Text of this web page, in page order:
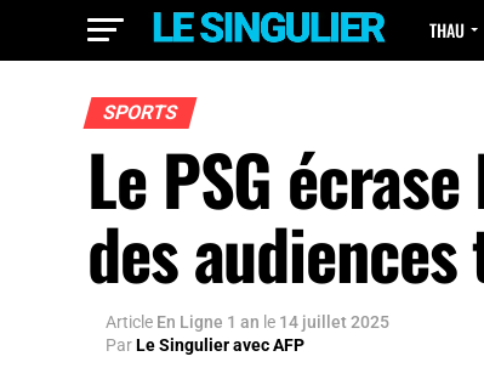
THAU
SPORTS
Le PSG
des
Article En Ligne 1 an le 14 juillet 2025
ParLe Singulier avec AFP